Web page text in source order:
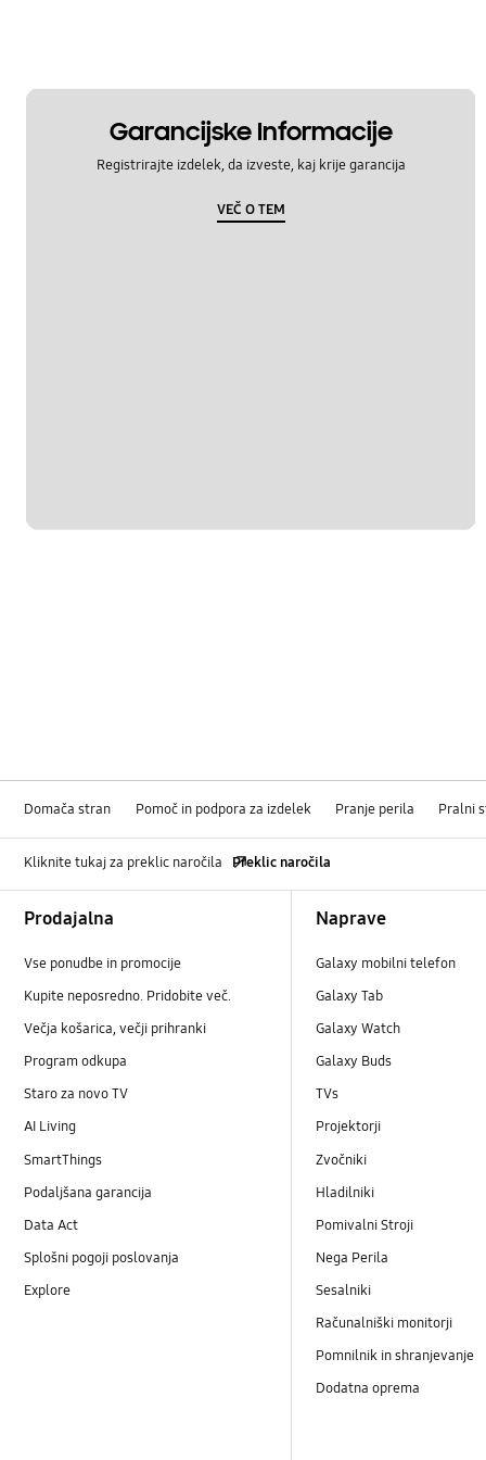
Garancijske Informacije
Registrirajte izdelek, da izveste, kaj krije garancija
VEČ O TEM
Domača stran Pomoč in podpora za izdelek Pranje perila Pralni
Kliknite tukaj za preklic naročila Preklic naročila
Prodajalna
Vse ponudbe in promocije
Kupite neposredno. Pridobite več.
Večja košarica, večji prihranki
Program odkupa
Staro za novo TV
AI Living
SmartThings
Podaljšana garancija
Data Act
Splošni pogoji poslovanja
Explore
Naprave
Galaxy mobilni telefon
Galaxy Tab
Galaxy Watch
Galaxy Buds
TVs
Projektorji
Zvočniki
Hladilniki
Pomivalni Stroji
Nega Perila
Sesalniki
Računalniški monitorji
Pomnilnik in shranjevanje
Dodatna oprema